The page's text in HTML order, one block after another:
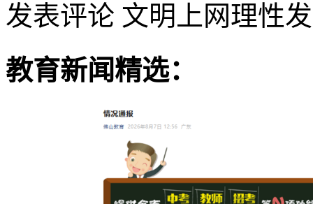
发表评论 文明上网理性
教育新闻精选：